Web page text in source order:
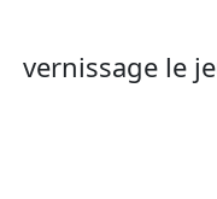
vernissage le